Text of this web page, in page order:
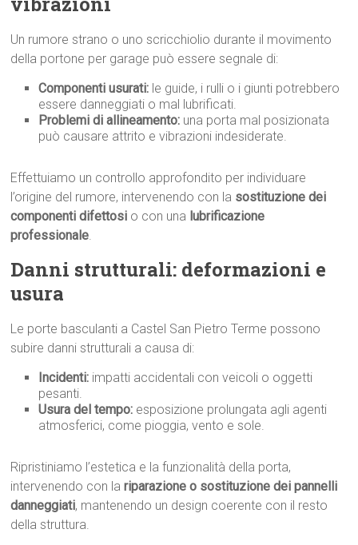
Un rumore strano o uno scricchiolio durante il movimento
della portone per garage può essere segnale di:
Componenti usurati: le guide, i rulli o i giunti potrebbero
essere danneggiati o mal lubrificati.
Problemi di allineamento: una porta mal posizionata
può causare attrito e vibrazioni indesiderate.
Effettuiamo un controllo approfondito per individuare
l’origine del rumore, intervenendo con la sostituzione dei
componenti difettosi o con una lubrificazione
professionale.
Danni strutturali: deformazioni e
usura
Le porte basculanti a Castel San Pietro Terme possono
subire danni strutturali a causa di:
Incidenti: impatti accidentali con veicoli o oggetti
pesanti.
Usura del tempo: esposizione prolungata agli agenti
atmosferici, come pioggia, vento e sole.
Ripristiniamo l’estetica e la funzionalità della porta,
intervenendo con lariparazione o sostituzione dei pannelli
danneggiati, mantenendo un design coerente con il resto
della struttura.